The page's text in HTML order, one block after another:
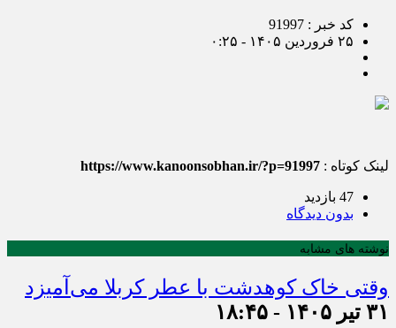
کد خبر : 91997
۲۵ فروردین ۱۴۰۵ - ۰:۲۵
لینک کوتاه : https://www.kanoonsobhan.ir/?p=91997
47 بازدید
بدون دیدگاه
نوشته های مشابه
وقتی خاک کوهدشت با عطر کربلا می‌آمیزد
۳۱ تیر ۱۴۰۵ - ۱۸:۴۵